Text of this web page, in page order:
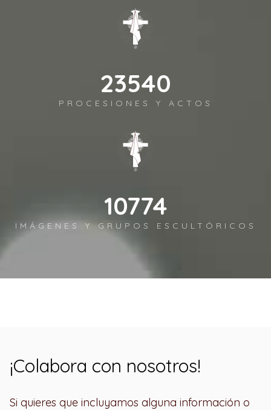
27202
PROCESIONES Y ACTOS
12450
IMÁGENES Y GRUPOS ESCULTÓRICOS
¡Colabora con nosotros!
Si quieres que incluyamos alguna información o